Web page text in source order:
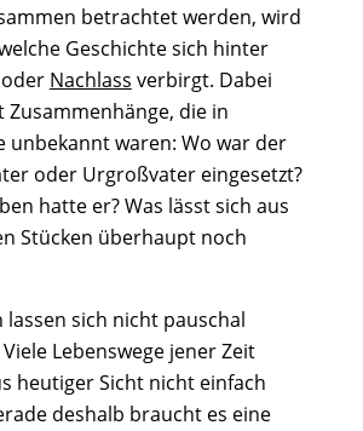
betrachtet werden, wird
Geschichte sich hinter
Nachlass verbirgt. Dabei
Zusammenhänge, die in
unbekannt waren: Wo war der
oder Urgroßvater eingesetzt?
hatte er? Was lässt sich aus
Stücken überhaupt noch
lassen sich nicht pauschal
Lebenswege jener Zeit
heutiger Sicht nicht einfach
deshalb braucht es eine